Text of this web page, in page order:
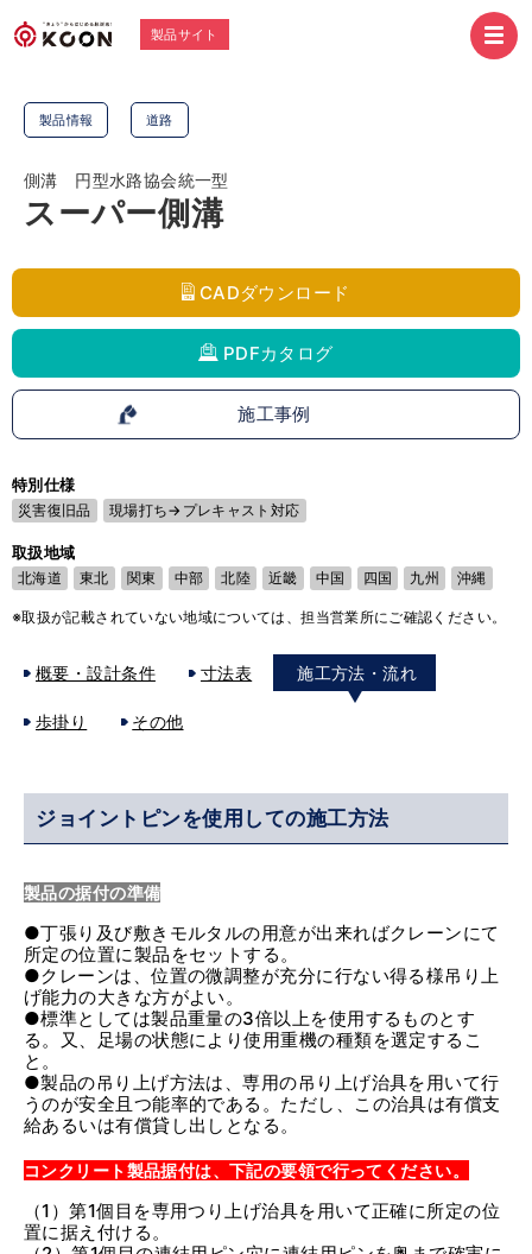
製品サイト
製品情報 道路
側溝 円型水路協会統一型
スーパー側溝
CADダウンロード
PDFカタログ
施工事例
特別仕様
災害復旧品 現場打ち→プレキャスト対応
取扱地域
北海道 東北 関東 中部 北陸 近畿 中国 四国 九州 沖縄
※取扱が記載されていない地域については、担当営業所にご確認ください。
概要・設計条件 寸法表 施工方法・流れ
歩掛り その他
ジョイントピンを使用しての施工方法
製品の据付の準備
●丁張り及び敷きモルタルの用意が出来ればクレーンにて
所定の位置に製品をセットする。
●クレーンは、位置の微調整が充分に行ない得る様吊り上
げ能力の大きな方がよい。
●標準としては製品重量の3倍以上を使用するものとす
る。又、足場の状態により使用重機の種類を選定するこ
と。
●製品の吊り上げ方法は、専用の吊り上げ治具を用いて行
うのが安全且つ能率的である。ただし、この治具は有償支
給あるいは有償貸し出しとなる。
コンクリート製品据付は、下記の要領で行ってください。
（1）第1個目を専用つり上げ治具を用いて正確に所定の位
置に据え付ける。